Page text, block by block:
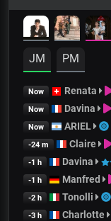
JM PM
Now Renata
Now Davina
Now ARIEL
-24 m Claire
-1 h Davina
-1 h Manfred
-2 h Tonolli
-3 h Charlotte